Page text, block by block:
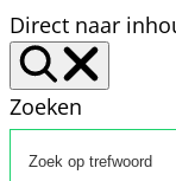
Direct naar
Zoeken